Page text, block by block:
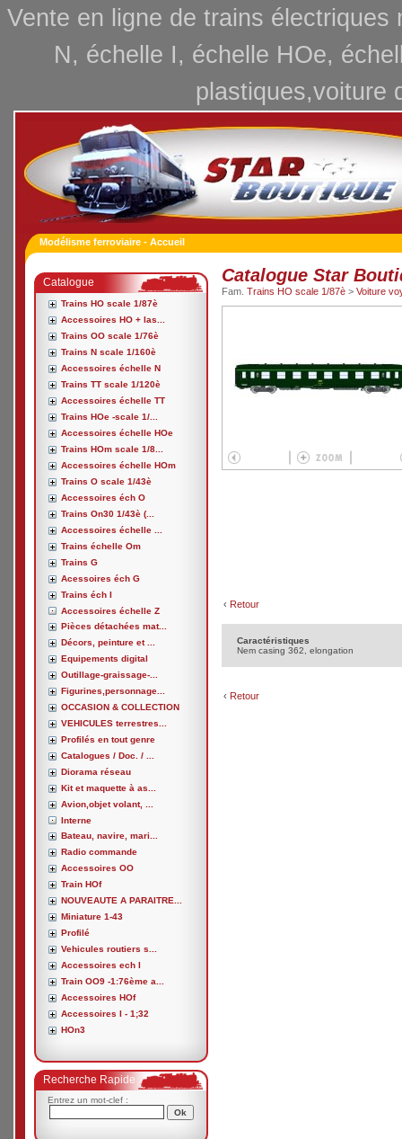
Vente en ligne de trains
N, échelle I, échelle HOe,
plastiques,voiture
Modélisme ferroviaire - Accueil
Catalogue
Trains HO scale 1/87è
Accessoires HO + las...
Trains OO scale 1/76è
Trains N scale 1/160è
Accessoires échelle N
Trains TT scale 1/120è
Accessoires échelle TT
Trains HOe -scale 1/...
Accessoires échelle HOe
Trains HOm scale 1/8...
Accessoires échelle HOm
Trains O scale 1/43è
Accessoires éch O
Trains On30 1/43è (...
Accessoires échelle ...
Trains échelle Om
Trains G
Acessoires éch G
Trains éch I
Accessoires échelle Z
Pièces détachées mat...
Décors, peinture et ...
Equipements digital
Outillage-graissage-...
Figurines,personnage...
OCCASION & COLLECTION
VEHICULES terrestres...
Profilés en tout genre
Catalogues / Doc. / ...
Diorama réseau
Kit et maquette à as...
Avion,objet volant, ...
Interne
Bateau, navire, mari...
Radio commande
Accessoires OO
Train HOf
NOUVEAUTE A PARAITRE...
Miniature 1-43
Profilé
Vehicules routiers s...
Accessoires ech I
Train OO9 -1:76ème a...
Accessoires HOf
Accessoires I - 1;32
HOn3
Recherche Rapide
Entrez un mot-clef :
Catalogue Star
Fam. Trains HO scale 1/87è > Voiture
‹ Retour
Caractéristiques
Nem casing 362, elongation
‹ Retour